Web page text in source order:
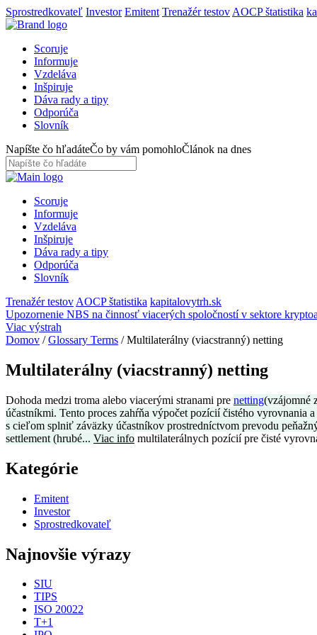
Sprostredkovateľ Investor Emitent Trenažér testov AOCP štatistika
Scoruje
Informuje
Vzdeláva
Inšpiruje
Dáva rady a tipy
Odporúča
Slovník
Napíšte čo hľadáteČo by vám pomohloČlánok na dnes
Scoruje
Informuje
Vzdeláva
Inšpiruje
Dáva rady a tipy
Odporúča
Slovník
Trenažér testov AOCP štatistika kapitalovytrh.sk
Upozornenie NBS na činnosť viacerých spoločností v sektore
Viac výstrah
Domov /Glossary Terms /Multilaterálny (viacstranný) netting
Multilaterálny (viacstranný) netting
Dohoda medzi troma alebo viacerými stranami pre netting(vzájomné
účastníkmi. Tento proces zahŕňa výpočet pozícií čistého vyrovnania
s cieľom splniť záväzky účastníkov prostredníctvom prevodu
settlement (hrubé... Viac info multilaterálnych pozícií pre čisté
Kategórie
Emitent
Investor
Sprostredkovateľ
Najnovšie výrazy
SIU
TIPS
ISO 20022
T+1